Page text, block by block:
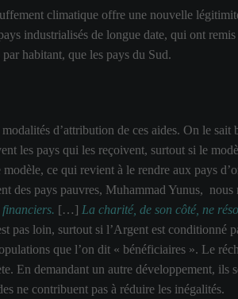
climatique offre une nouvelle
industrialisés de longue date, qui ont
habitant, que les pays du Sud.
d’attribution de ces aides. On le
les pays qui les reçoivent, surtout si le
modèle, ce qui revient à le rendre aux pays
des pays pauvres, Muhammad Yunus, nous
financiers. […] La charité, de son côté, ne
pas loin, surtout si l’Argent est conditionné
que l’on dit « bénéficiaires ». Le
En demandant un autre développement,
ne contribuent pas à réduire les inégalités.